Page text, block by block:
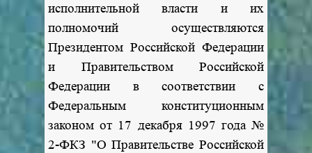
исполнительной власти и их
полномочий осуществляются
Президентом Российской Федерации
и Правительством Российской
Федерации в соответствии с
Федеральным конституционным
законом от 17 декабря 1997 года №
2-ФКЗ "О Правительстве Российской